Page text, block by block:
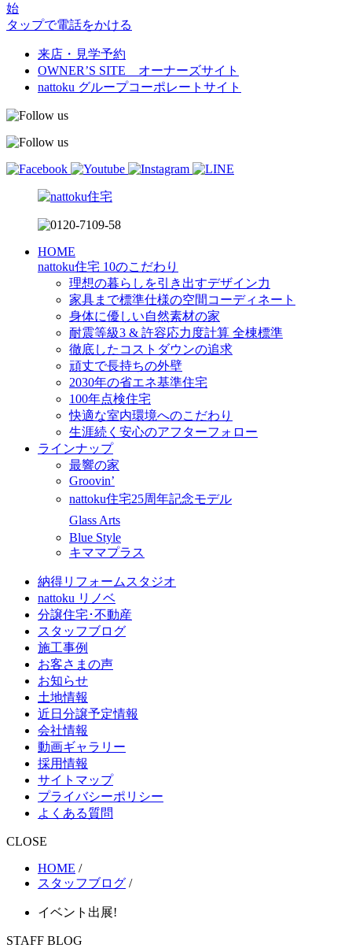
始
タップで電話をかける
来店・見学予約
OWNER’S SITE オーナーズサイト
nattoku グループコーポレートサイト
HOME
nattoku住宅 10のこだわり
理想の暮らしを引き出すデザイン力
家具まで標準仕様の空間コーディネート
身体に優しい自然素材の家
耐震等級3 & 許容応力度計算 全棟標準
徹底したコストダウンの追求
頑丈で長持ちの外壁
2030年の省エネ基準住宅
100年点検住宅
快適な室内環境へのこだわり
生涯続く安心のアフターフォロー
ラインナップ
最響の家
Groovin’
nattoku住宅25周年記念モデル
Glass Arts
Blue Style
キママプラス
納得リフォームスタジオ
nattoku リノベ
分譲住宅･不動産
スタッフブログ
施工事例
お客さまの声
お知らせ
土地情報
近日分譲予定情報
会社情報
動画ギャラリー
採用情報
サイトマップ
プライバシーポリシー
よくある質問
CLOSE
HOME /
スタッフブログ /
イベント出展!
STAFF BLOG